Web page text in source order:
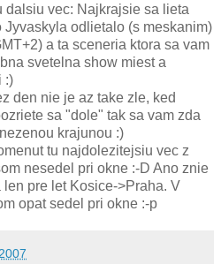
dalsiu vec: Najkrajsie sa lieta
odlietalo (s meskanim)
a ta sceneria ktora sa vam
svetelna show miest a
:)
den nie je az take zle, ked
sa "dole" tak sa vam zda
krajunou :)
tu najdolezitejsiu vec z
nesedel pri okne :-D Ano znie
len pre let Kosice->Praha. V
opat sedel pri okne :-p